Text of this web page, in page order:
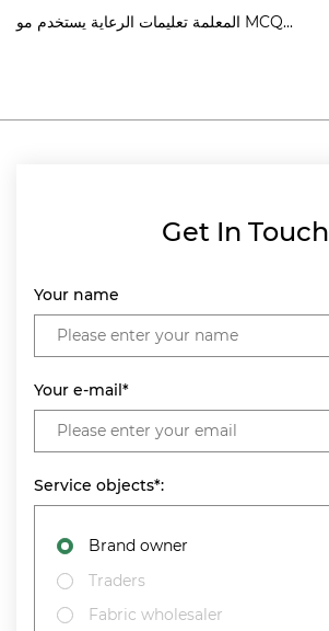
المعلمة تعليمات الرعاية يستخدم مو MCQ...
Get In Touch
Your name
Your e-mail*
Service objects*:
Brand owner
Traders
Fabric wholesaler